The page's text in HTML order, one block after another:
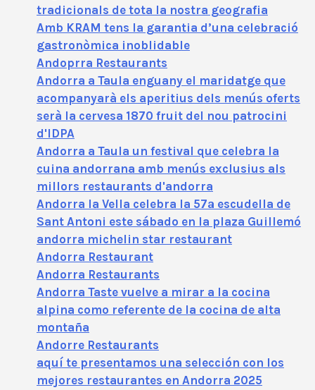
tradicionals de tota la nostra geografia
Amb KRAM tens la garantia d’una celebració
gastronòmica inoblidable
Andoprra Restaurants
Andorra a Taula enguany el maridatge que
acompanyarà els aperitius dels menús oferts
serà la cervesa 1870 fruit del nou patrocini
d'IDPA
Andorra a Taula un festival que celebra la
cuina andorrana amb menús exclusius als
millors restaurants d'andorra
Andorra la Vella celebra la 57ª escudella de
Sant Antoni este sábado en la plaza Guillemó
andorra michelin star restaurant
Andorra Restaurant
Andorra Restaurants
Andorra Taste vuelve a mirar a la cocina
alpina como referente de la cocina de alta
montaña
Andorre Restaurants
aquí te presentamos una selección con los
mejores restaurantes en Andorra 2025